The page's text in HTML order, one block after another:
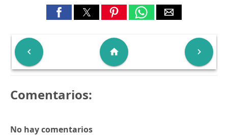
 
home
Comentarios:
No hay comentarios